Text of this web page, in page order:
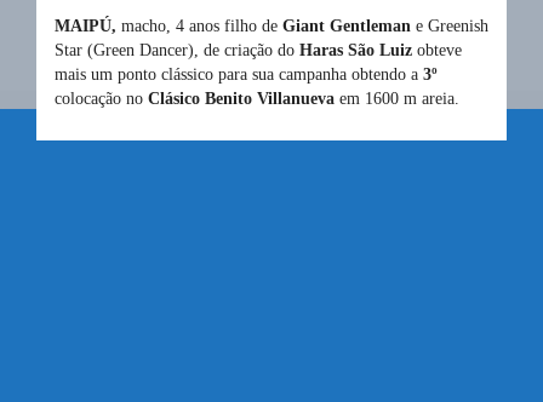
MAIPÚ, macho, 4 anos filho de Giant Gentleman e Greenish
Star (Green Dancer), de criação do Haras São Luiz obteve
mais um ponto clássico para sua campanha obtendo a 3º
colocação no Clásico Benito Villanueva em 1600 m areia.